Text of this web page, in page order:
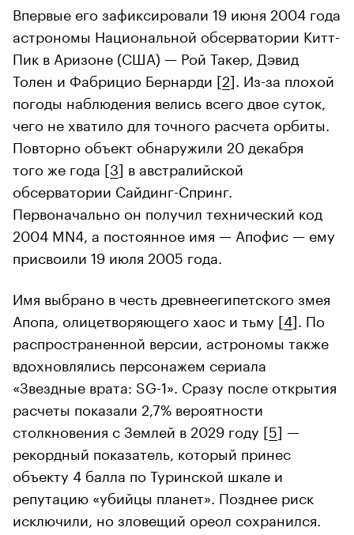
Впервые его зафиксировали 19 июня 2004 года
астрономы Национальной обсерватории Китт-
Пик в Аризоне (США) — Рой Такер, Дэвид
Толен и Фабрицио Бернарди [2]. Из-за плохой
погоды наблюдения велись всего двое суток,
чего не хватило для точного расчета орбиты.
Повторно объект обнаружили 20 декабря
того же года [3] в австралийской
обсерватории Сайдинг-Спринг.
Первоначально он получил технический код
2004 MN4, а постоянное имя — Апофис — ему
присвоили 19 июля 2005 года.
Имя выбрано в честь древнеегипетского змея
Апопа, олицетворяющего хаос и тьму [4]. По
распространенной версии, астрономы также
вдохновлялись персонажем сериала
«Звездные врата: SG-1». Сразу после открытия
расчеты показали 2,7% вероятности
столкновения с Землей в 2029 году [5] —
рекордный показатель, который принес
объекту 4 балла по Туринской шкале и
репутацию «убийцы планет». Позднее риск
исключили, но зловещий ореол сохранился.